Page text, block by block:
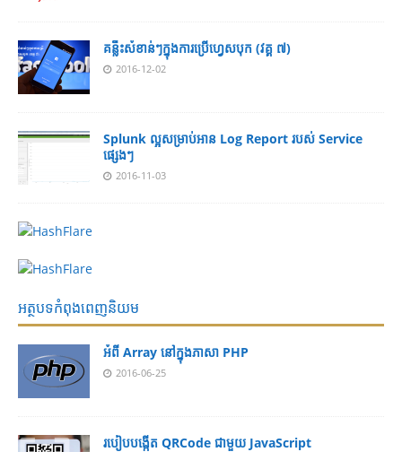
គន្លឹះសំខាន់ៗក្នុងការប្រើហ្វេសបុក (វគ្គ ៧)
2016-12-02
Splunk ល្អសម្រាប់អាន Log Report របស់ Service
ផ្សេងៗ
2016-11-03
អត្ថបទកំពុងពេញនិយម
អំពី Array នៅ​​ក្នុង​ភា​សា PHP
2016-06-25
របៀប​បង្កើត​ QRCode ជាមួយ JavaScript